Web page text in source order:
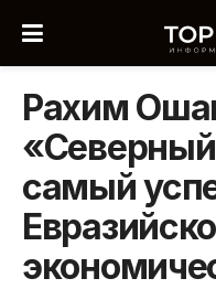
Рахим
самый